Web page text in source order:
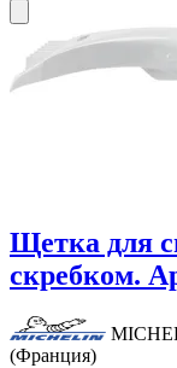
Щетка для
скребком.
(Франция)